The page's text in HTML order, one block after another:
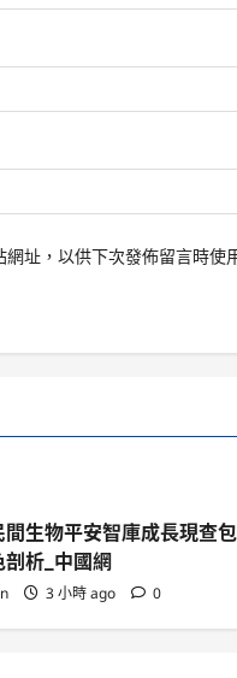
址，以供下次發佈留言時使
間生物平安智庫成長現查
析_中國網
3 小時 ago 0